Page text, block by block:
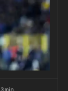
3 min.